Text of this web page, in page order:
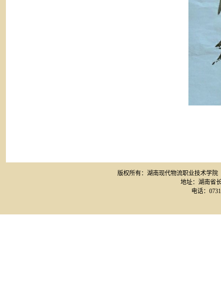
版权所有：湖南现代物流职业技术学
地址：湖南省
电话：